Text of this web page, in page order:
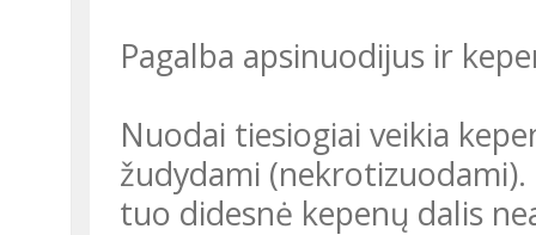
Pagalba apsinuodijus ir
Nuodai tiesiogiai veikia
žudydami
tuo didesnė kepenų dalis